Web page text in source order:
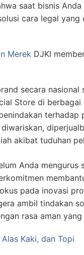
saat bisnis
cara legal
Merek DJKI
secara nasional
Store di
akibat tuduhan
Anda
pada inovasi
ambil tindakan
rasa aman
Kaki, dan Topi